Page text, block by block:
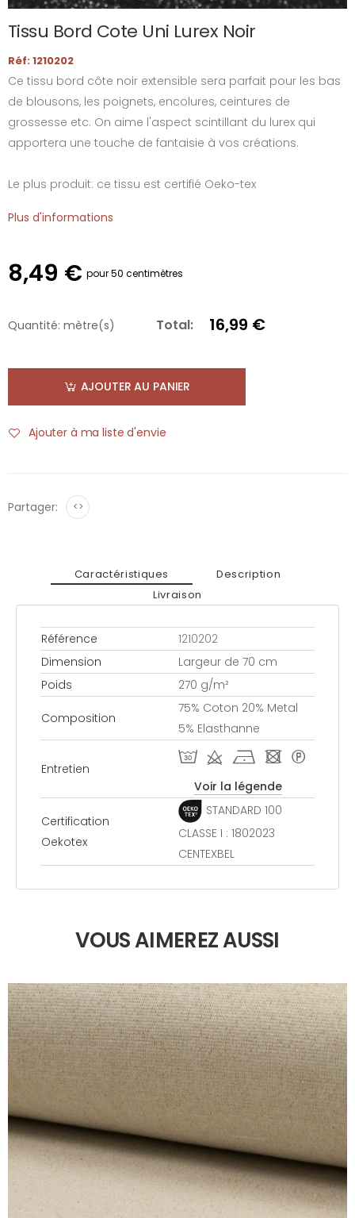
Tissu Bord Cote Uni Lurex Noir
Réf: 1210202
Ce tissu bord côte noir extensible sera parfait pour les bas
de blousons, les poignets, encolures, ceintures de
grossesse etc. On aime l'aspect scintillant du lurex qui
apportera une touche de fantaisie à vos créations.
Le plus produit: ce tissu est certifié Oeko-tex
Plus d'informations
8,49 € pour 50 centimètres
Quantité: mètre(s) Total: 16,99 €
AJOUTER AU PANIER
Ajouter à ma liste d'envie
Partager: <>
Caractéristiques
Description
Livraison
Référence
1210202
Dimension
Largeur de 70 cm
Poids
270 g/m²
Composition
75% Coton 20% Metal
5% Elasthanne
Entretien
T d h - *
Voir la légende
Certification
Oekotex
STANDARD 100
CLASSE I : 1802023
CENTEXBEL
VOUS AIMEREZ AUSSI